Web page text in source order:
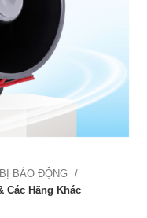
BÁO ĐỘNG
Các Hãng Khác